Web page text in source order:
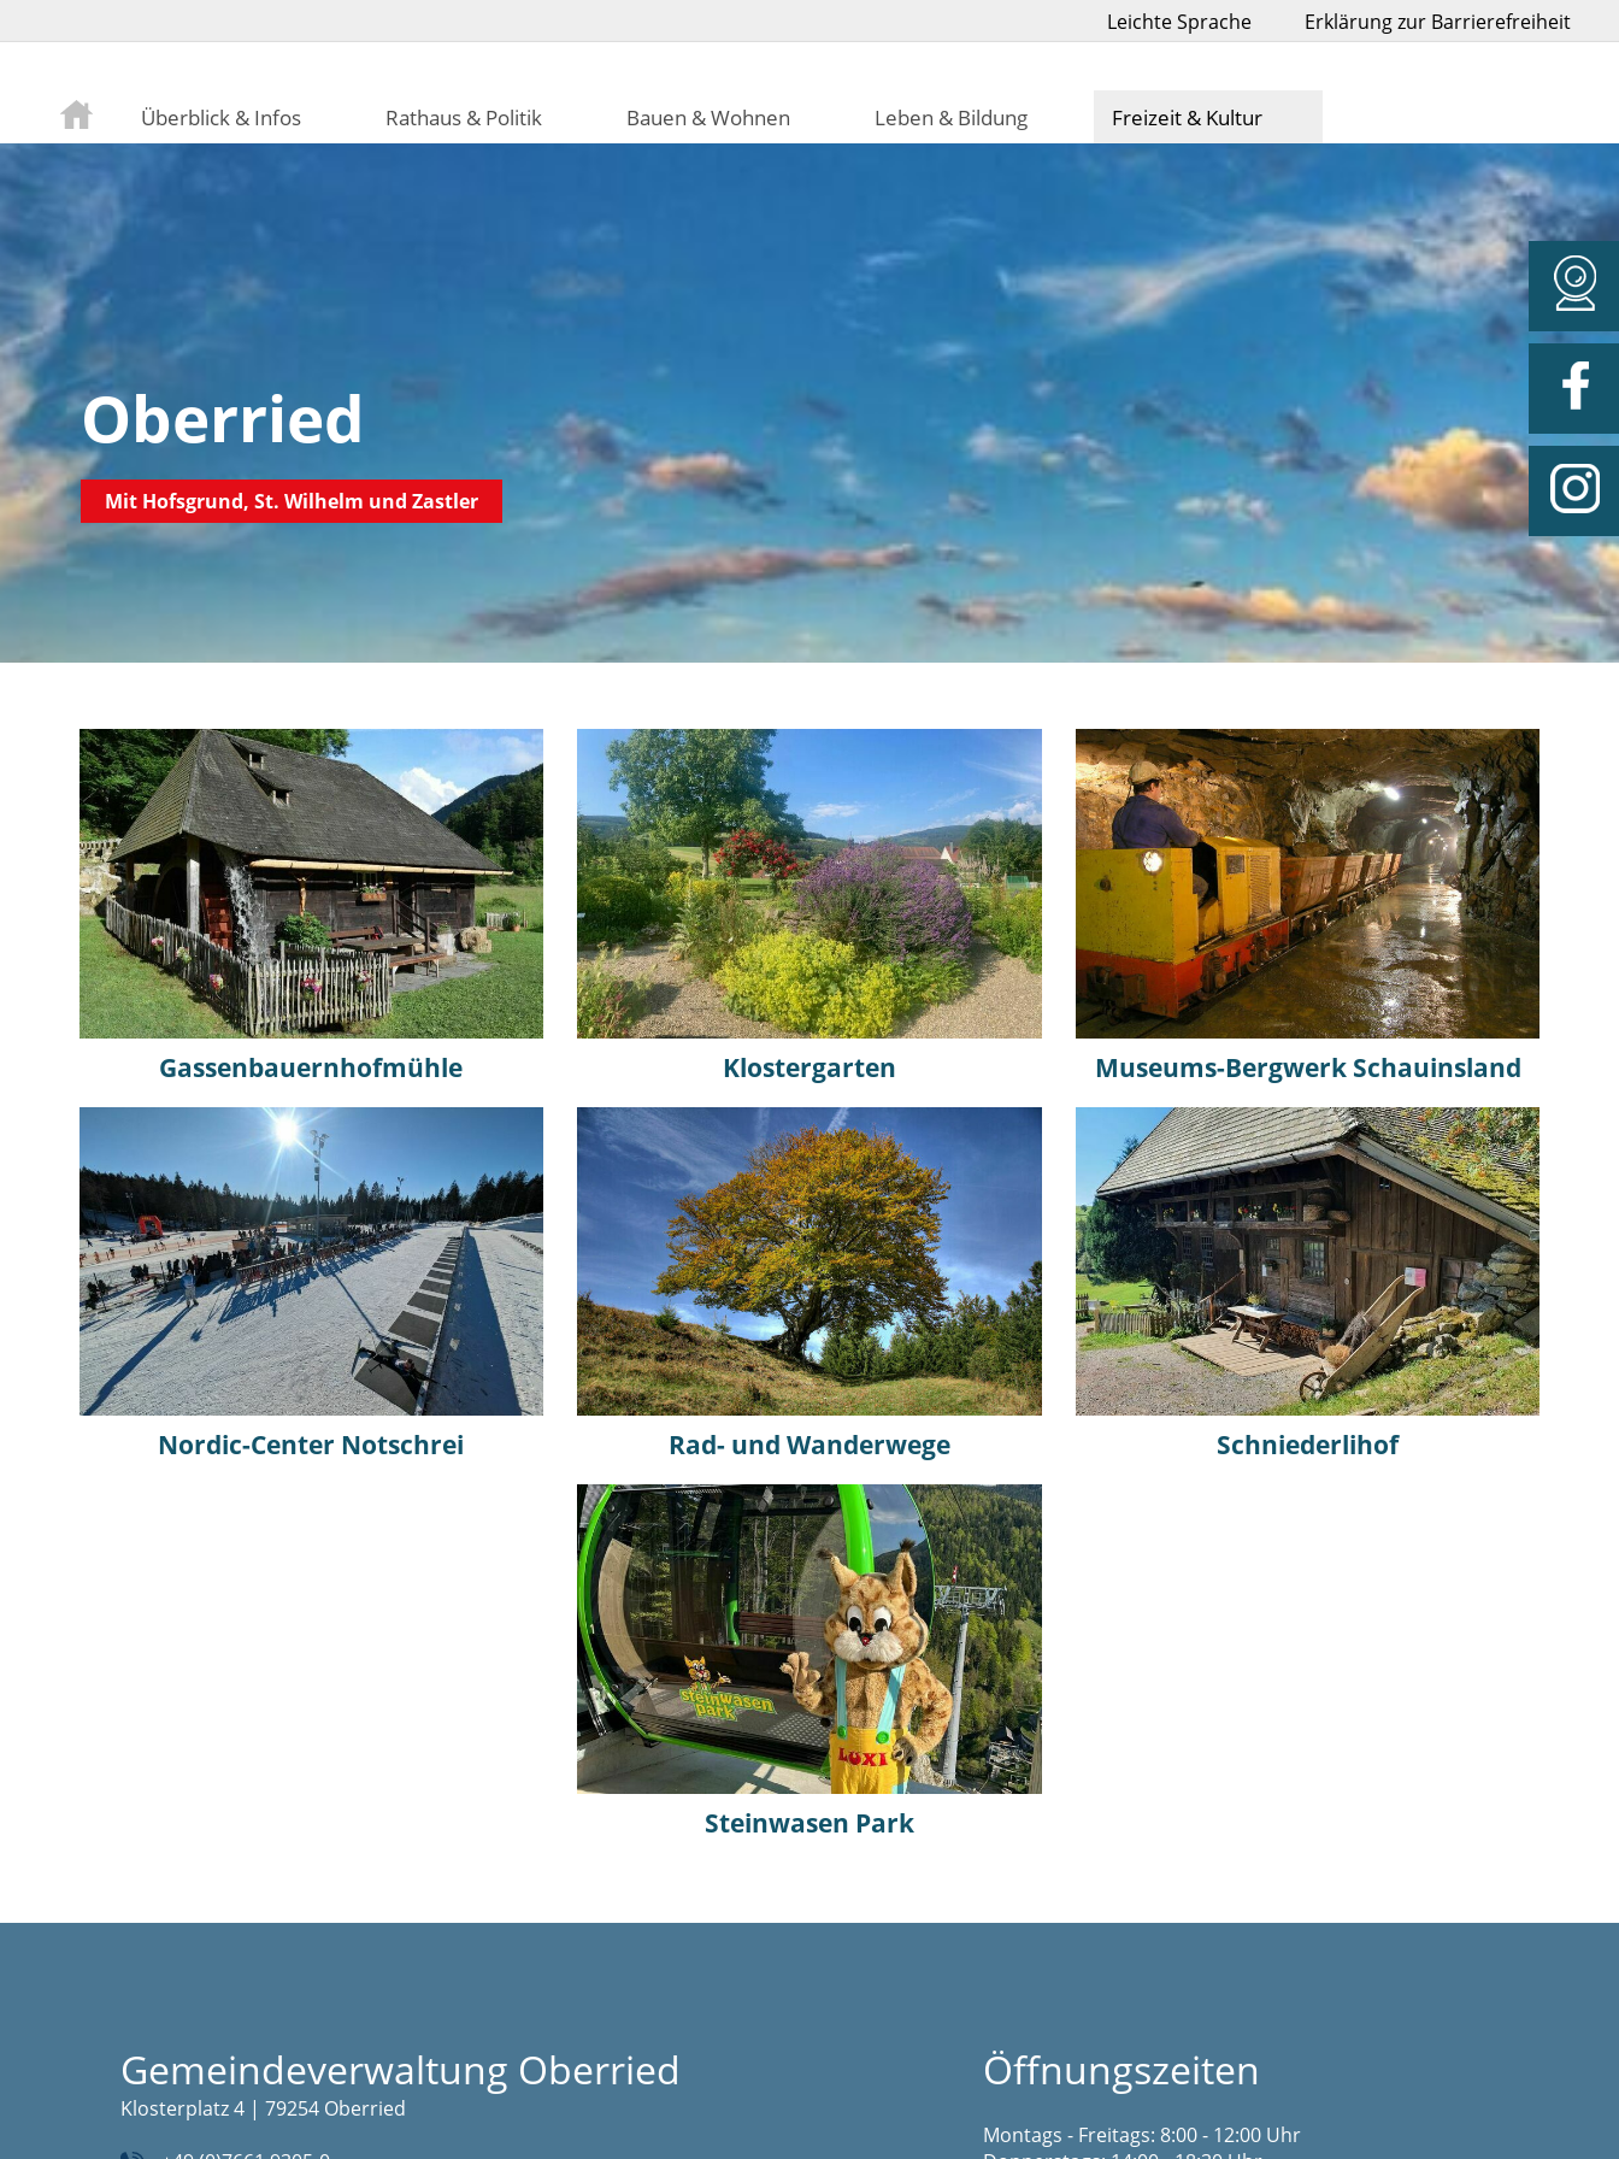
Leichte Sprache Erklärung zur Barrierefreiheit
Überblick & Infos Rathaus & Politik Bauen & Wohnen Leben & Bildung Freizeit & Kultur
Oberried
Mit Hofsgrund, St. Wilhelm und Zastler
Gassenbauernhofmühle Klostergarten Museums-Bergwerk Schauinsland
Nordic-Center Notschrei Rad- und Wanderwege Schniederlihof
Steinwasen Park
Gemeindeverwaltung Oberried
Klosterplatz 4 | 79254 Oberried
Öffnungszeiten
Montags - Freitags: 8:00 - 12:00 Uhr